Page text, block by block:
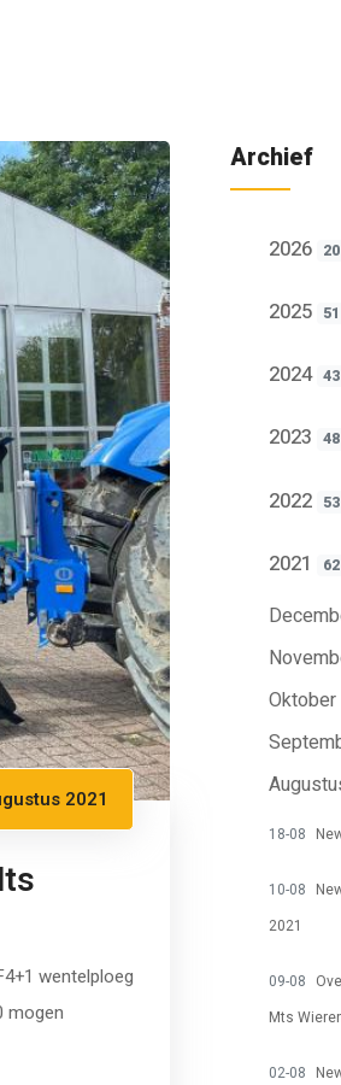
2021
wentelploeg
mogen
Archief
2026 20
2025 51
2024 43
2023 48
2022 53
2021 62
Oktober
18-08
10-08
2021
09-08
Mts
02-08